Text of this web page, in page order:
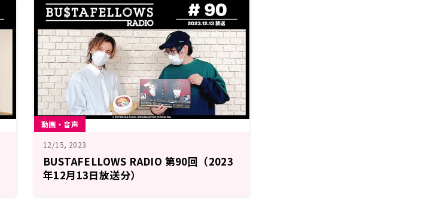
動画・音声
12/15, 2023
BUSTAFELLOWS RADIO 第90回（2023
年12月13日放送分）